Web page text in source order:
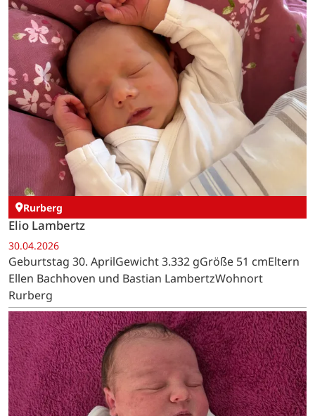
Rurberg
Elio Lambertz
30.04.2026
Geburtstag 30. AprilGewicht 3.332 gGröße 51 cmEltern
Ellen Bachhoven und Bastian LambertzWohnort
Rurberg